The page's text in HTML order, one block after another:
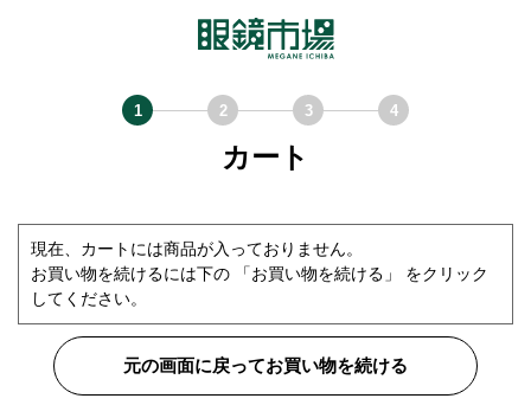
カート
現在、カートには商品が入っておりません。
お買い物を続けるには下の 「お買い物を続ける」 をクリック
してください。
元の画面に戻ってお買い物を続ける